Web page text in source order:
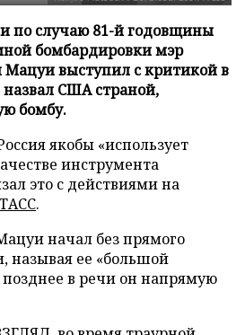
по случаю 81-й годовщины
бомбардировки мэр
выступил с критикой в
назвал США страной,
бомбу.
якобы «использует
инструмента
это с действиями на
ТАСС.
начал без прямого
называя ее «большой
в речи он напрямую